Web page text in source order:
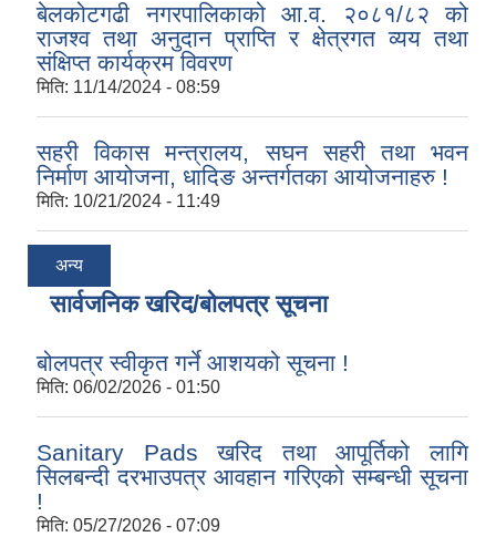
बेलकोटगढी नगरपालिकाको आ.व. २०८१/८२ को
राजश्व तथा अनुदान प्राप्ति र क्षेत्रगत व्यय तथा
संक्षिप्त कार्यक्रम विवरण
मिति: 11/14/2024 - 08:59
सहरी विकास मन्त्रालय, सघन सहरी तथा भवन
निर्माण आयोजना, धादिङ अन्तर्गतका आयोजनाहरु !
मिति: 10/21/2024 - 11:49
अन्य
सार्वजनिक खरिद/बोलपत्र सूचना
बोलपत्र स्वीकृत गर्ने आशयको सूचना !
मिति: 06/02/2026 - 01:50
Sanitary Pads खरिद तथा आपूर्तिको लागि
सिलबन्दी दरभाउपत्र आवहान गरिएको सम्बन्धी सूचना
!
मिति: 05/27/2026 - 07:09